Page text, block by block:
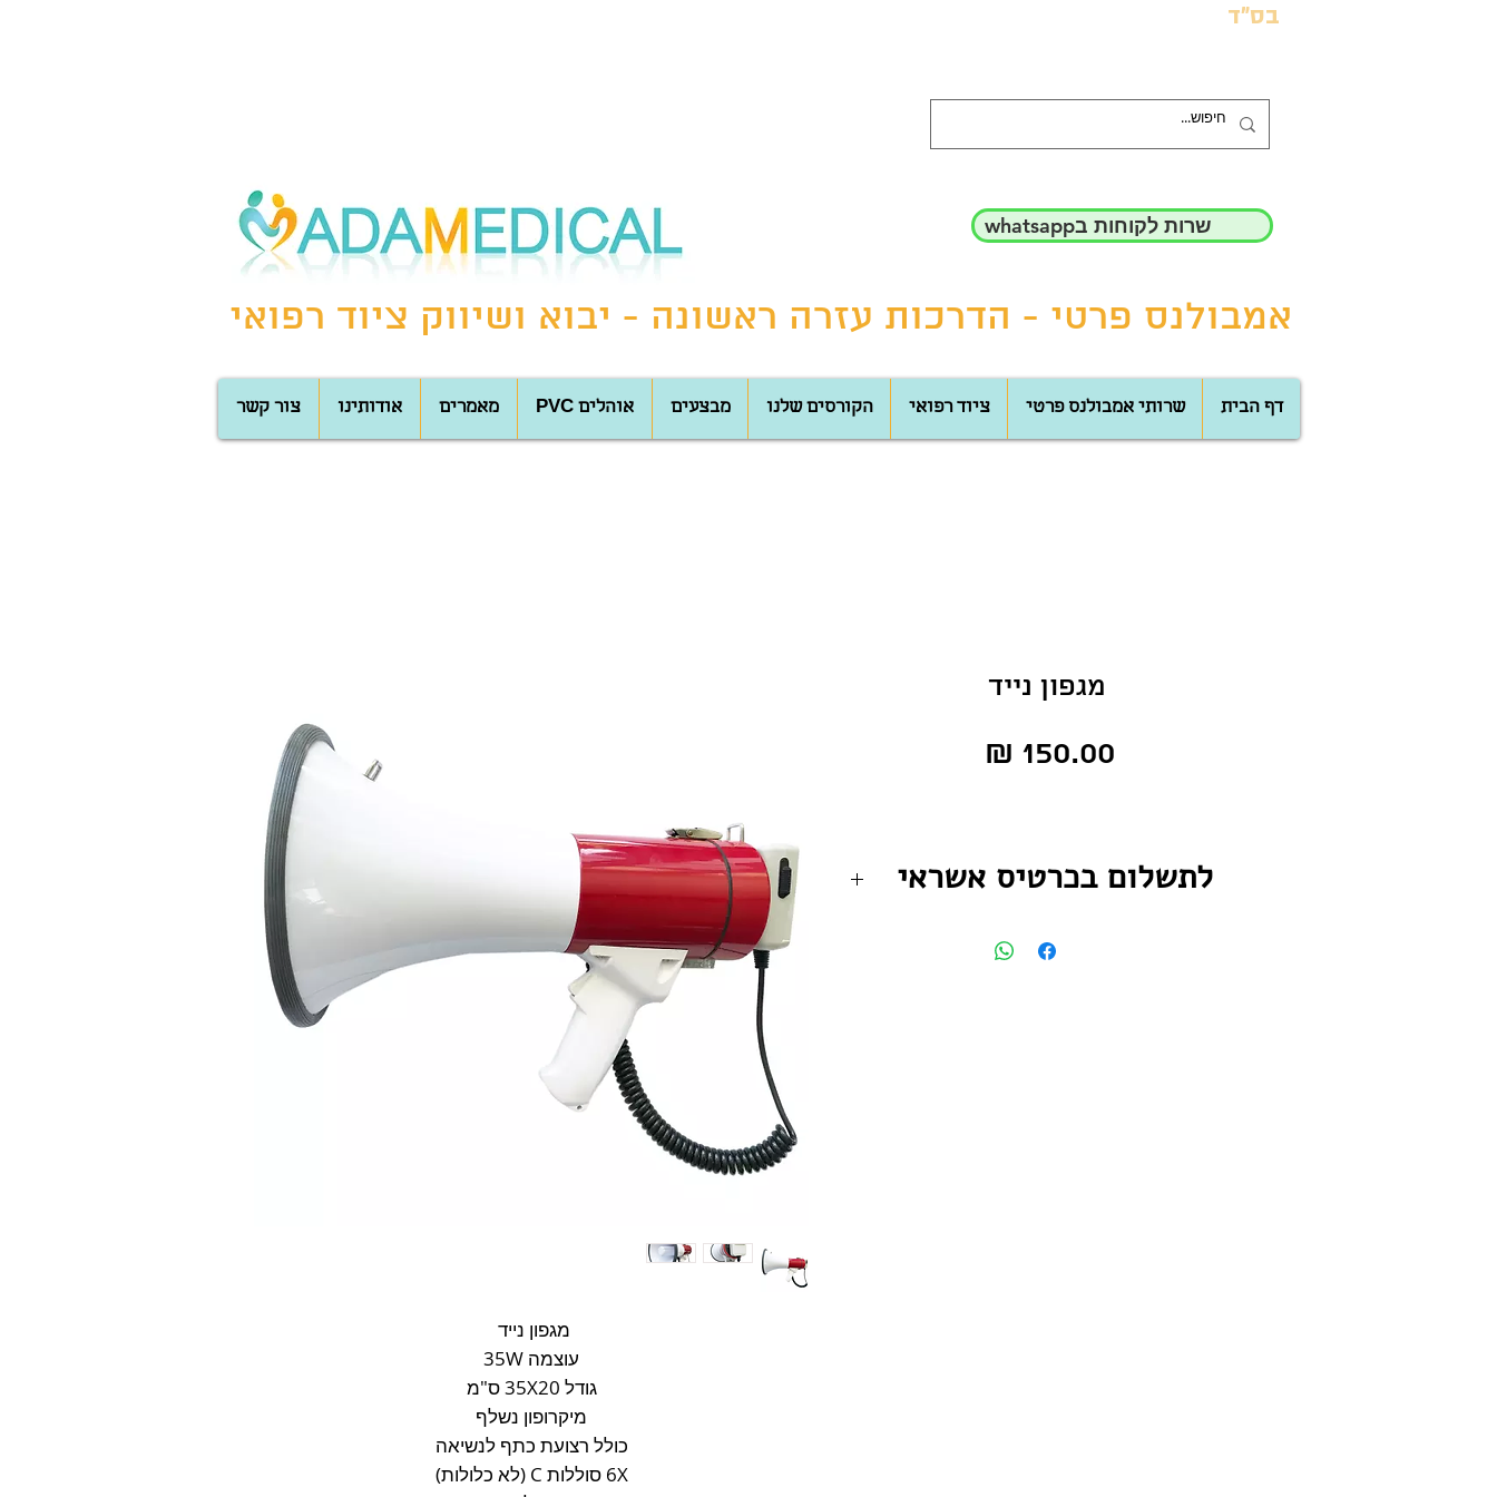
בס"ד
אמבולנס פרטי - הדרכות עזרה ראשונה - יבוא ושיווק ציוד רפואי
whatsappשרות לקוחות ב
צור קשר אודותינו מאמרים PVC אוהלים מבצעים הקורסים שלנו ציוד רפואי שרותי אמבולנס פרטי דף הבית
מגפון נייד
עוצמה 35W
גודל 35X20 ס"מ
מיקרופון נשלף
כולל רצועת כתף לנשיאה
6X סוללות C (לא כלולות)
מגפון נייד
לתשלום בכרטיס אשראי
לחץ כאן למעבר לדף התשלום